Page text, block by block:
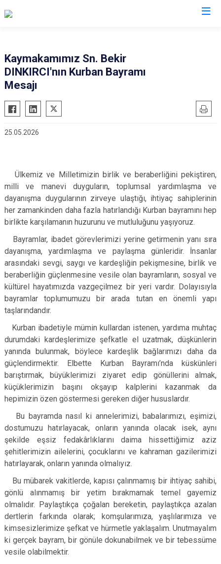
Adalar
Bağcılar
Beşiktaş
Beykoz
Beyoğlu
Büyükçekmece
Esenler
Eyüpsultan
Fatih
Küçükçekmece
Maltepe
Pendik
Sarıyer
Silivri
Şişli
Ataşehir
Başakşehir
Beylikdüzü
Çekmeköy
Sancaktepe
Sultangazi
Kaymakamımız Sn. Bekir
DINKIRCI'nın Kurban Bayramı
Mesajı
25.05.2026
Ülkemiz ve Milletimizin birlik ve beraberliğini pekiştiren,
milli ve manevi duyguların, toplumsal yardımlaşma ve
dayanışma duygularının zirveye ulaştığı, ihtiyaç sahiplerinin
her zamankinden daha fazla hatırlandığı Kurban bayramını hep
birlikte karşılamanın huzurunu ve mutluluğunu yaşıyoruz.
Bayramlar, ibadet görevlerimizi yerine getirmenin yanı sıra
dayanışma, yardımlaşma ve paylaşma günleridir. İnsanlar
arasındaki sevgi, saygı ve kardeşliğin pekişmesine, birlik ve
beraberliğin güçlenmesine vesile olan bayramların, sosyal ve
kültürel hayatımızda vazgeçilmez bir yeri vardır. Dolayısıyla
bayramlar toplumumuzu bir arada tutan en önemli yapı
taşlarındandır.
Kurban ibadetiyle mümin kullardan istenen, yardıma muhtaç
durumdaki kardeşlerimize şefkatle el uzatmak, düşkünlerin
yanında bulunmak, böylece kardeşlik bağlarımızı daha da
güçlendirmektir. Elbette Kurban Bayramı’nda küskünleri
barıştırmak, büyüklerimizi ziyaret edip gönüllerini almak,
küçüklerimizin başını okşayıp kalplerini kazanmak da
hepimizin özen göstermesi gereken diğer hususlardır.
Bu bayramda nasıl ki annelerimizi, babalarımızı, eşimizi,
dostumuzu hatırlayacak, onların yanında olacak isek, aynı
şekilde eşsiz fedakârlıklarını daima hissettiğimiz aziz
şehitlerimizin ailelerini, çocuklarını ve kahraman gazilerimizi
hatırlayarak, onların yanında olmalıyız.
Bu mübarek vakitlerde, kapısı çalınmamış bir ihtiyaç sahibi,
gönlü alınmamış bir yetim bırakmamak temel gayemiz
olmalıdır. Paylaştıkça çoğalan bereketin, paylaştıkça azalan
dertlerin farkında olarak; komşularımıza, yaşlılarımıza ve
kimsesizlerimize şefkat ve hürmetle yaklaşalım. Unutmayalım
ki gerçek bayram, bir gönüle dokunabilmek ve bir tebessüme
vesile olabilmektir.